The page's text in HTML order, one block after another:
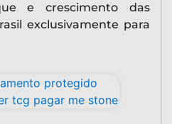
e crescimento das
exclusivamente para